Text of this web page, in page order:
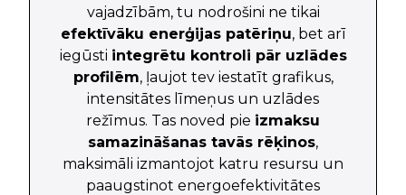
vajadzībām, tu nodrošini ne tikai
efektīvāku enerģijas patēriņu, bet arī
iegūsti integrētu kontroli pār uzlādes
profilēm, ļaujot tev iestatīt grafikus,
intensitātes līmeņus un uzlādes
režīmus. Tas noved pie izmaksu
samazināšanas tavās rēķinos,
maksimāli izmantojot katru resursu un
paaugstinot energoefektivitātes